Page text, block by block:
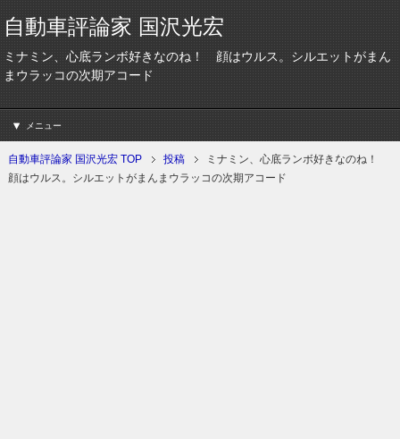
自動車評論家 国沢光宏
ミナミン、心底ランボ好きなのね！ 顔はウルス。シルエットがまん
まウラッコの次期アコード
メニュー
自動車評論家 国沢光宏 TOP 投稿
ミナミン、心底ランボ好きなのね！
顔はウルス。シルエットがまんまウラッコの次期アコード